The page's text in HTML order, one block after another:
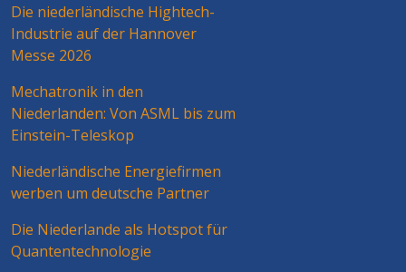
Die niederländische Hightech-
Industrie auf der Hannover
Messe 2026
Mechatronik in den
Niederlanden: Von ASML bis zum
Einstein-Teleskop
Niederländische Energiefirmen
werben um deutsche Partner
Die Niederlande als Hotspot für
Quantentechnologie